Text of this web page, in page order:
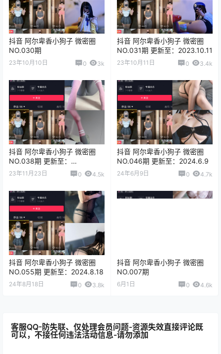
抖音 阿尔卑香小狗子 微密圈
NO.030期
23年10月10日 0 3k
抖音 阿尔卑香小狗子 微密圈
NO.031期 更新至：2023.10.11
23年10月11日 0 3.4k
抖音 阿尔卑香小狗子 微密圈
NO.038期 更新至：
2023.11.23
23年11月23日 0 4.5k
抖音 阿尔卑香小狗子 微密圈
NO.046期 更新至：2024.6.9
24年6月9日 0 4.7k
抖音 阿尔卑香小狗子 微密圈
NO.055期 更新至：2024.8.18
24年8月18日 0 3.8k
抖音 阿尔卑香小狗子 微密圈
NO.007期
6月1日 0 4.6k
客服QQ-防失联、仅处理会员问题-资源失效直接评论既
可以，不接任何违法活动信息-请勿添加